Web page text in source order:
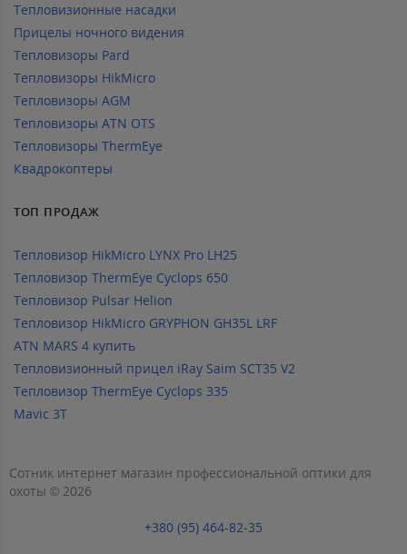
Тепловизионные насадки
Прицелы ночного видения
Тепловизоры Pard
Тепловизоры HikMicro
Тепловизоры AGM
Тепловизоры ATN OTS
Тепловизоры ThermEye
Квадрокоптеры
ТОП ПРОДАЖ
Тепловизор HikMicro LYNX Pro LH25
Тепловизор ThermEye Cyclops 650
Тепловизор Pulsar Helion
Тепловизор HikMicro GRYPHON GH35L LRF
ATN MARS 4 купить
Тепловизионный прицел iRay Saim SCT35 V2
Тепловизор ThermEye Cyclops 335
Mavic 3T
Сотник интернет магазин профессиональной оптики для
охоты © 2026
+380 (95) 464-82-35